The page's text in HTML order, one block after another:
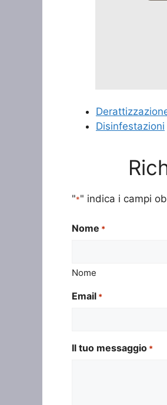
Disinfestazioni
"*" indica i campi
Nome *
Nome
Email *
Il tuo messaggio *